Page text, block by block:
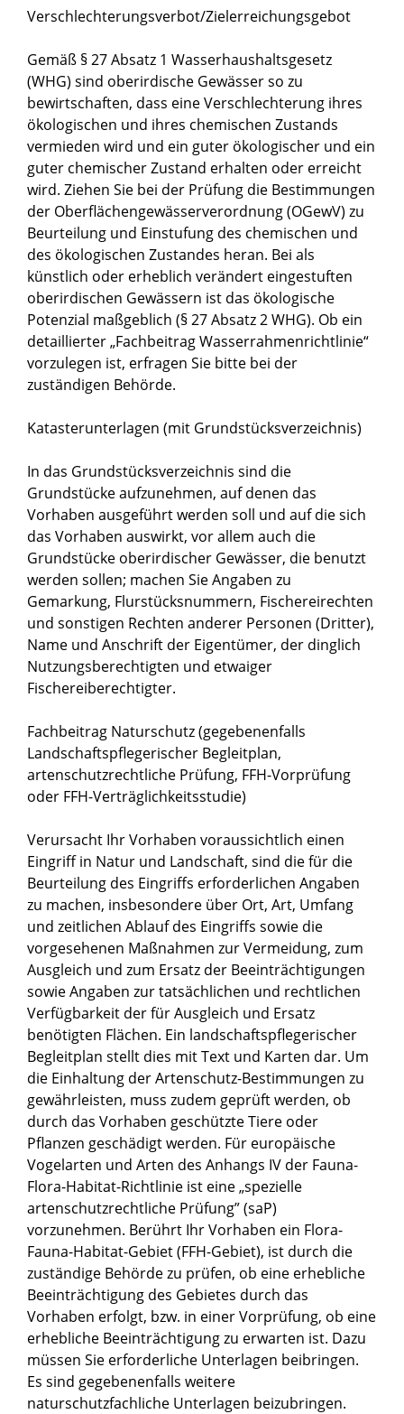
Verschlechterungsverbot/Zielerreichungsgebot
Gemäß § 27 Absatz 1 Wasserhaushaltsgesetz
(WHG) sind oberirdische Gewässer so zu
bewirtschaften, dass eine Verschlechterung ihres
ökologischen und ihres chemischen Zustands
vermieden wird und ein guter ökologischer und ein
guter chemischer Zustand erhalten oder erreicht
wird. Ziehen Sie bei der Prüfung die Bestimmungen
der Oberflächengewässerverordnung (OGewV) zu
Beurteilung und Einstufung des chemischen und
des ökologischen Zustandes heran. Bei als
künstlich oder erheblich verändert eingestuften
oberirdischen Gewässern ist das ökologische
Potenzial maßgeblich (§ 27 Absatz 2 WHG). Ob ein
detaillierter „Fachbeitrag Wasserrahmenrichtlinie“
vorzulegen ist, erfragen Sie bitte bei der
zuständigen Behörde.
Katasterunterlagen (mit Grundstücksverzeichnis)
In das Grundstücksverzeichnis sind die
Grundstücke aufzunehmen, auf denen das
Vorhaben ausgeführt werden soll und auf die sich
das Vorhaben auswirkt, vor allem auch die
Grundstücke oberirdischer Gewässer, die benutzt
werden sollen; machen Sie Angaben zu
Gemarkung, Flurstücksnummern, Fischereirechten
und sonstigen Rechten anderer Personen (Dritter),
Name und Anschrift der Eigentümer, der dinglich
Nutzungsberechtigten und etwaiger
Fischereiberechtigter.
Fachbeitrag Naturschutz (gegebenenfalls
Landschaftspflegerischer Begleitplan,
artenschutzrechtliche Prüfung, FFH-Vorprüfung
oder FFH-Verträglichkeitsstudie)
Verursacht Ihr Vorhaben voraussichtlich einen
Eingriff in Natur und Landschaft, sind die für die
Beurteilung des Eingriffs erforderlichen Angaben
zu machen, insbesondere über Ort, Art, Umfang
und zeitlichen Ablauf des Eingriffs sowie die
vorgesehenen Maßnahmen zur Vermeidung, zum
Ausgleich und zum Ersatz der Beeinträchtigungen
sowie Angaben zur tatsächlichen und rechtlichen
Verfügbarkeit der für Ausgleich und Ersatz
benötigten Flächen. Ein landschaftspflegerischer
Begleitplan stellt dies mit Text und Karten dar. Um
die Einhaltung der Artenschutz-Bestimmungen zu
gewährleisten, muss zudem geprüft werden, ob
durch das Vorhaben geschützte Tiere oder
Pflanzen geschädigt werden. Für europäische
Vogelarten und Arten des Anhangs IV der Fauna-
Flora-Habitat-Richtlinie ist eine „spezielle
artenschutzrechtliche Prüfung” (saP)
vorzunehmen. Berührt Ihr Vorhaben ein Flora-
Fauna-Habitat-Gebiet (FFH-Gebiet), ist durch die
zuständige Behörde zu prüfen, ob eine erhebliche
Beeinträchtigung des Gebietes durch das
Vorhaben erfolgt, bzw. in einer Vorprüfung, ob eine
erhebliche Beeinträchtigung zu erwarten ist. Dazu
müssen Sie erforderliche Unterlagen beibringen.
Es sind gegebenenfalls weitere
naturschutzfachliche Unterlagen beizubringen.